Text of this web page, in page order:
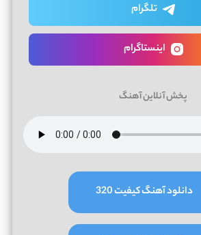
تلگرام
اینستاگرام
پخش آنلاین آهنگ
دانلود آهنگ کیفیت 320